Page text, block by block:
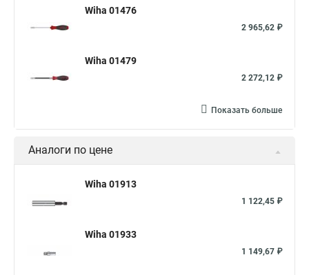
Wiha 01476
2 965,62 ₽
Wiha 01479
2 272,12 ₽
Показать больше
Аналоги по цене
Wiha 01913
1 122,45 ₽
Wiha 01933
1 149,67 ₽